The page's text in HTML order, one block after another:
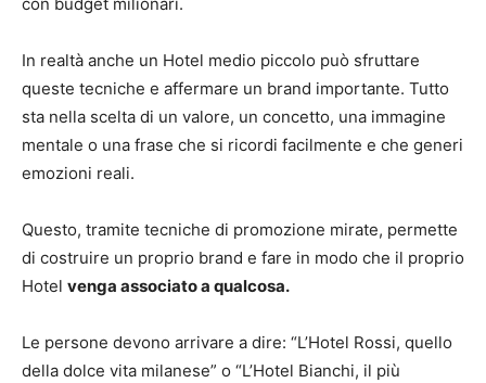
In realtà anche un Hotel medio piccolo può sfruttare
queste tecniche e affermare un brand importante. Tutto
sta nella scelta di un valore, un concetto, una immagine
mentale o una frase che si ricordi facilmente e che generi
emozioni reali.
Questo, tramite tecniche di promozione mirate, permette
di costruire un proprio brand e fare in modo che il proprio
Hotel venga associato a qualcosa.
Le persone devono arrivare a dire: “L’Hotel Rossi, quello
della dolce vita milanese” o “L’Hotel Bianchi, il più